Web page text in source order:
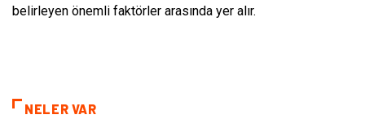
belirleyen önemli faktörler arasında yer alır.
NELER VAR